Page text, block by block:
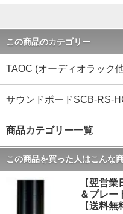
この商品のカテゴリー
TAOC (オーディオラック
サウンドボードSCB-RS-
商品カテゴリー一覧
この商品を買った人はこんな
【翌営
＆プレー
【送料無